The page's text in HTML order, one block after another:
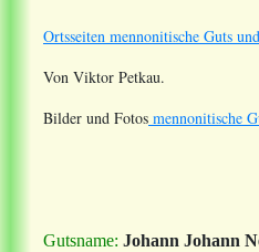
Ortsseiten mennonitische Guts
Von Viktor Petkau.
Bilder und Fotos mennonitische
Gutsname: Johann Johann